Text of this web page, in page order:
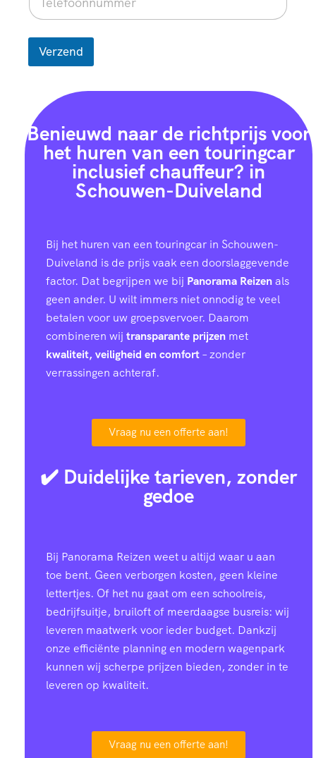
Verzend
Benieuwd naar de richtprijs voor
het huren van een touringcar
inclusief chauffeur? in
Schouwen-Duiveland
Bij het huren van een touringcar in Schouwen-
Duiveland is de prijs vaak een doorslaggevende
factor. Dat begrijpen we bij Panorama Reizenals
geen ander. U wilt immers niet onnodig te veel
betalen voor uw groepsvervoer. Daarom
combineren wij transparante prijzen met
kwaliteit, veiligheid en comfort– zonder
verrassingen achteraf.
Vraag nu een offerte aan!
✔️ Duidelijke tarieven, zonder
gedoe
Bij Panorama Reizen weet u altijd waar u aan
toe bent. Geen verborgen kosten, geen kleine
lettertjes. Of het nu gaat om een schoolreis,
bedrijfsuitje, bruiloft of meerdaagse busreis: wij
leveren maatwerk voor ieder budget. Dankzij
onze efficiënte planning en modern wagenpark
kunnen wij scherpe prijzen bieden, zonder in te
leveren op kwaliteit.
Vraag nu een offerte aan!